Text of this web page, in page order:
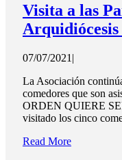
Visita a las
07/07/2021 |
La Asociación
comedores que son
ORDEN QUIERE
visitado los cinco
Read More